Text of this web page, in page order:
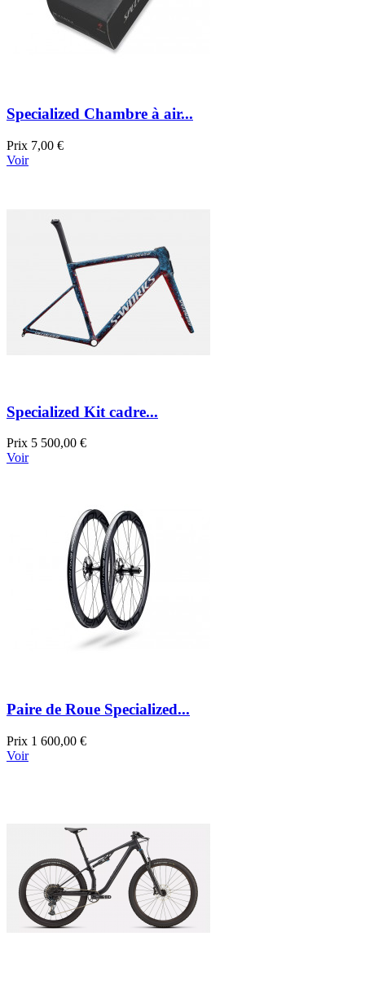
Specialized Chambre à air...
Prix 7,00 €
Voir
Specialized Kit cadre...
Prix 5 500,00 €
Voir
Paire de Roue Specialized...
Prix 1 600,00 €
Voir